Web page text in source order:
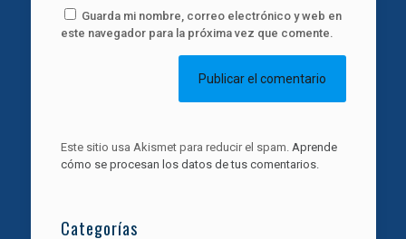
Guarda mi nombre, correo electrónico y web en
este navegador para la próxima vez que comente.
Este sitio usa Akismet para reducir el spam. Aprende
cómo se procesan los datos de tus comentarios.
Categorías